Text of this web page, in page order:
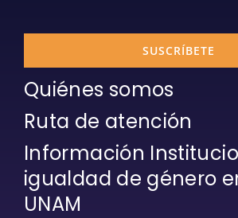
SUSCRÍBETE
Quiénes somos
Ruta de atención
Información
igualdad de género
UNAM